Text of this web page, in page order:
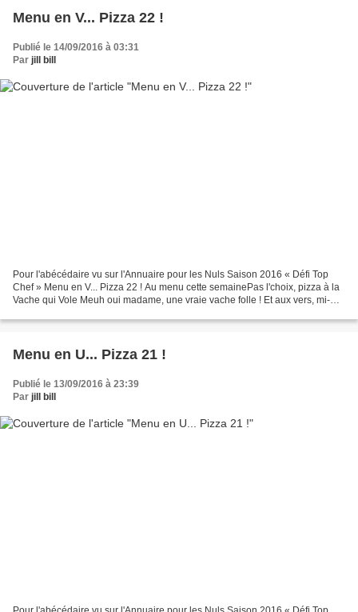
Menu en V... Pizza 22 !
Publié le 14/09/2016 à 03:31
Par jill bill
Pour l'abécédaire vu sur l'Annuaire pour les Nuls Saison 2016 « Défi Top
Chef » Menu en V... Pizza 22 ! Au menu cette semainePas l'choix, pizza à la
Vache qui Vole Meuh oui madame, une vraie vache folle ! Et aux vers, mi-
Menu en U... Pizza 21 !
Publié le 13/09/2016 à 23:39
Par jill bill